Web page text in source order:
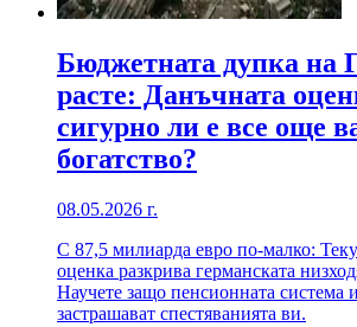
Бюджетната дупка на
расте: Данъчната
сигурно ли е все още
богатство?
08.05.2026 г.
С 87,5 милиарда евро по-малко:
оценка разкрива германската
Научете защо пенсионната система
застрашават спестяванията ви.